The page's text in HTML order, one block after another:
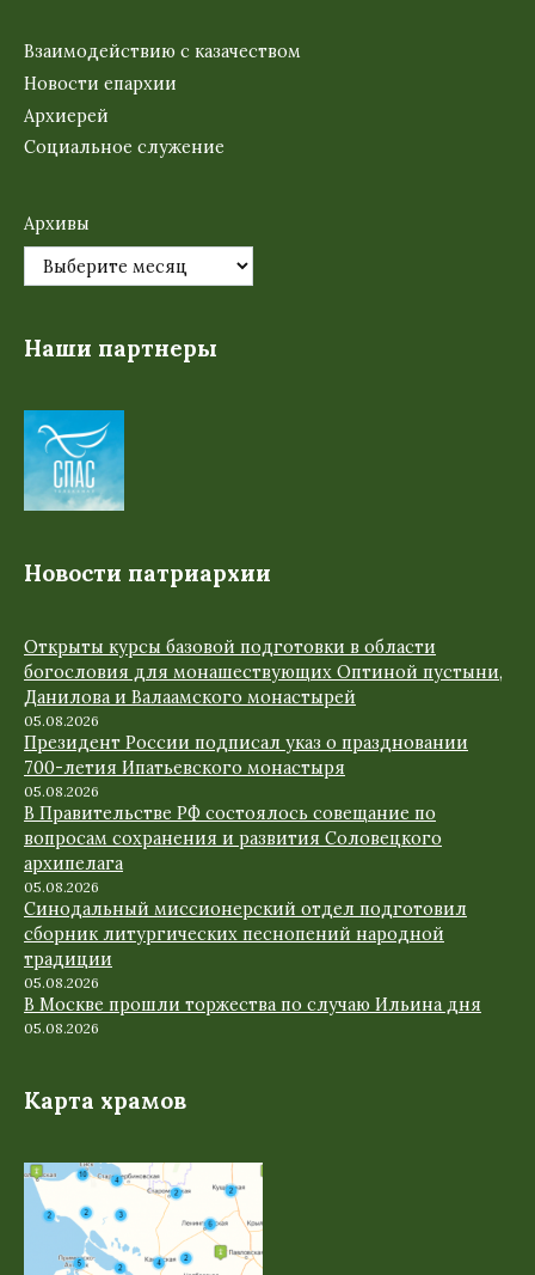
Взаимодействию с казачеством
Новости епархии
Архиерей
Социальное служение
Архивы
Наши партнеры
Новости патриархии
Открыты курсы базовой подготовки в области
богословия для монашествующих Оптиной пустыни,
Данилова и Валаамского монастырей
05.08.2026
Президент России подписал указ о праздновании
700-летия Ипатьевского монастыря
05.08.2026
В Правительстве РФ состоялось совещание по
вопросам сохранения и развития Соловецкого
архипелага
05.08.2026
Синодальный миссионерский отдел подготовил
сборник литургических песнопений народной
традиции
05.08.2026
В Москве прошли торжества по случаю Ильина дня
05.08.2026
Карта храмов